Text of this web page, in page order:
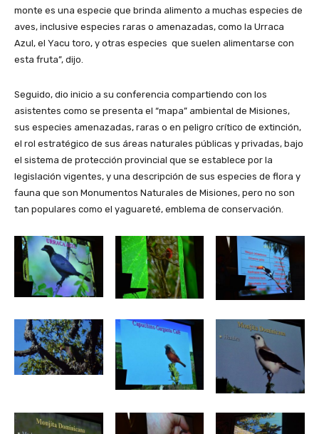
monte es una especie que brinda alimento a muchas especies de
aves, inclusive especies raras o amenazadas, como la Urraca
Azul, el Yacu toro, y otras especies que suelen alimentarse con
esta fruta”, dijo.
Seguido, dio inicio a su conferencia compartiendo con los
asistentes como se presenta el “mapa” ambiental de Misiones,
sus especies amenazadas, raras o en peligro crítico de extinción,
el rol estratégico de sus áreas naturales públicas y privadas, bajo
el sistema de protección provincial que se establece por la
legislación vigentes, y una descripción de sus especies de flora y
fauna que son Monumentos Naturales de Misiones, pero no son
tan populares como el yaguareté, emblema de conservación.